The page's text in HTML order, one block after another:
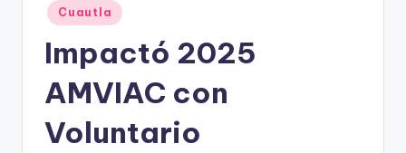
el
Publicado
en
Cuautla
Impactó 2025
AMVIAC con
Voluntario